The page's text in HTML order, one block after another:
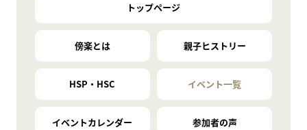
トップページ
傍楽とは 親子ヒストリー
HSP・HSC イベント一覧
イベントカレンダー 参加者の声